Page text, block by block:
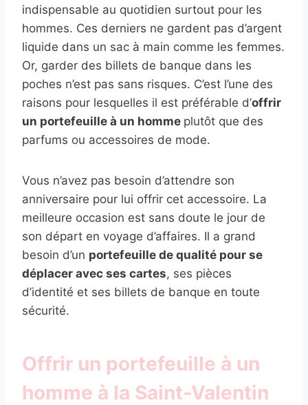
indispensable au quotidien surtout pour les
hommes. Ces derniers ne gardent pas d’argent
liquide dans un sac à main comme les femmes.
Or, garder des billets de banque dans les
poches n’est pas sans risques. C’est l’une des
raisons pour lesquelles il est préférable d’offrir
un portefeuille à un homme plutôt que des
parfums ou accessoires de mode.
Vous n’avez pas besoin d’attendre son
anniversaire pour lui offrir cet accessoire. La
meilleure occasion est sans doute le jour de
son départ en voyage d’affaires. Il a grand
besoin d’un portefeuille de qualité pour se
déplacer avec ses cartes, ses pièces
d’identité et ses billets de banque en toute
sécurité.
Offrir un portefeuille à un
homme à la Saint-Valentin